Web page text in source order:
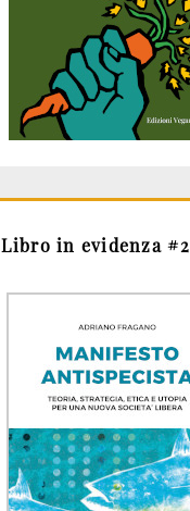
Libro in evidenza #2